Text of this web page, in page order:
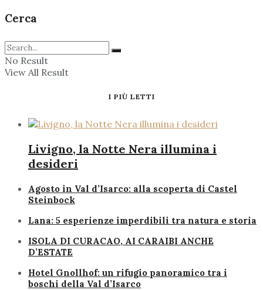
Cerca
No Result
View All Result
I PIÙ LETTI
Livigno, la Notte Nera illumina i
desideri
Agosto in Val d’Isarco: alla scoperta di Castel
Steinbock
Lana: 5 esperienze imperdibili tra natura e storia
ISOLA DI CURACAO, AI CARAIBI ANCHE
D’ESTATE
Hotel Gnollhof: un rifugio panoramico tra i
boschi della Val d’Isarco